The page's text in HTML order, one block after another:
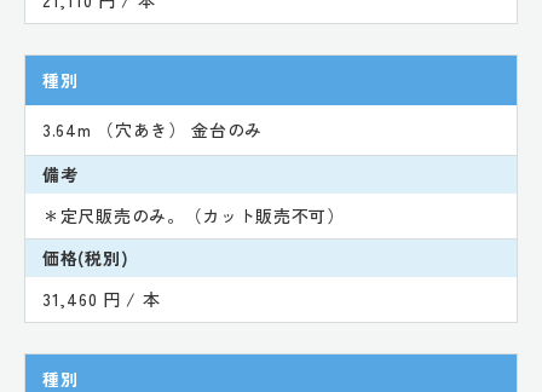
種別
3.64m （穴あき） 金台のみ
備考
＊定尺販売のみ。（カット販売不可）
価格(税別)
31,460 円 / 本
種別